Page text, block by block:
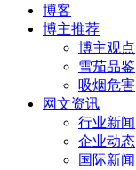
博客
博主推荐
博主观点
雪茄品鉴
吸烟危害
网文资讯
行业新闻
企业动态
国际新闻